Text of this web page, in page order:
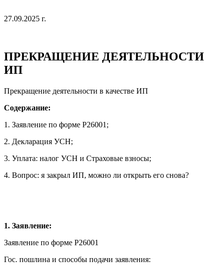
27.09.2025 г.
ПРЕКРАЩЕНИЕ ДЕЯТЕЛЬНОСТИ
ИП
Прекращение деятельности в качестве ИП
Содержание:
1. Заявление по форме Р26001;
2. Декларация УСН;
3. Уплата: налог УСН и Страховые взносы;
4. Вопрос: я закрыл ИП, можно ли открыть его снова?
1. Заявление:
Заявление по форме Р26001
Гос. пошлина и способы подачи заявления: